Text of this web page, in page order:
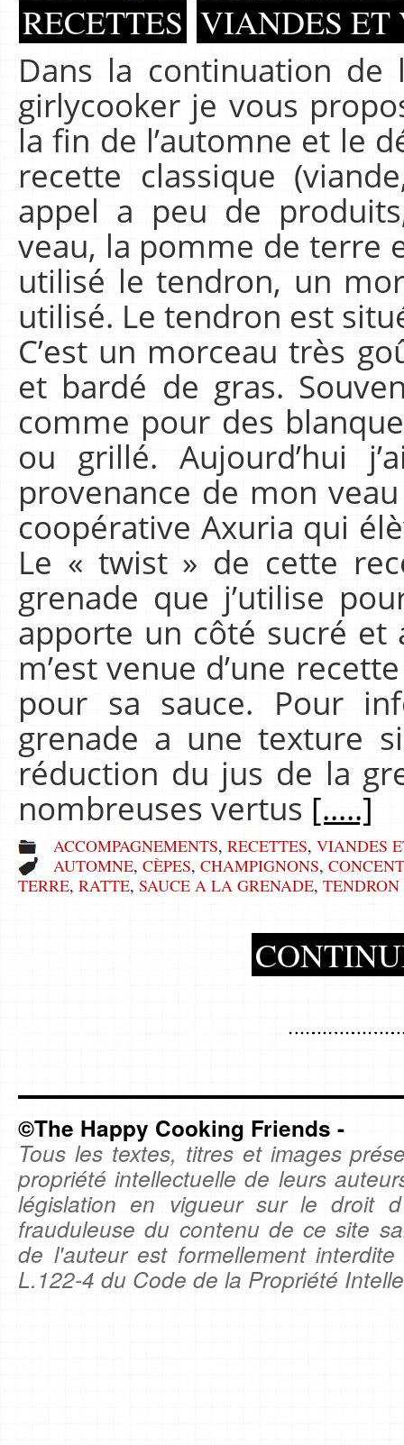
RECETTES VIANDES
Dans la continuation
girlycooker je vous
la fin de l’automne et le
recette classique
appel a peu de
veau, la pomme de terre
utilisé le tendron, un
utilisé. Le tendron est
C’est un morceau très
et bardé de gras.
comme pour des
ou grillé. Aujourd’hui
provenance de mon
coopérative Axuria qui
Le « twist » de cette
grenade que j’utilise
apporte un côté sucré et
m’est venue d’une
pour sa sauce. Pour
grenade a une texture
réduction du jus de la
nombreuses vertus [.....]
ACCOMPAGNEMENTS, RECETTES, VIANDES
AUTOMNE, CÈPES, CHAMPIGNONS,
TERRE, RATTE, SAUCE A LA GRENADE,
©The Happy Cooking Friends -
Tous les textes, titres et images
propriété intellectuelle de leurs
législation en vigueur sur le droit
frauduleuse du contenu de ce site
de l'auteur est formellement
L.122-4 du Code de la Propriété